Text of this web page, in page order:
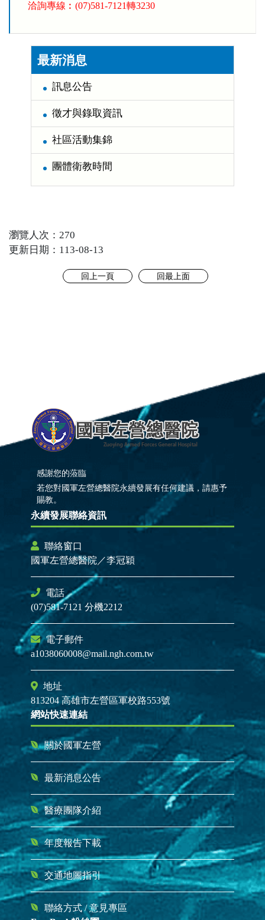
:::
最新消息
訊息公告
徵才與錄取資訊
社區活動集錦
團體衛教時間
洽詢專線︰(07)581-7121轉3230
瀏覽人次：270
更新日期：113-08-13
回上一頁 回最上面
感謝您的蒞臨
若您對國軍左營總醫院永續發展有任何建議，請惠予
賜教。
永續發展聯絡資訊
聯絡窗口
國軍左營總醫院／李冠穎
電話
(07)581-7121 分機2212
電子郵件
a1038060008@mail.ngh.com.tw
地址
813204 高雄市左營區軍校路553號
網站快速連結
關於國軍左營
最新消息公告
醫療團隊介紹
年度報告下載
交通地圖指引
聯絡方式/意見專區